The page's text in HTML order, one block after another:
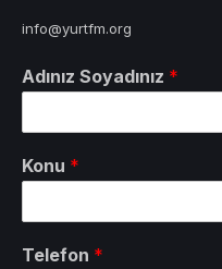
info@yurtfm.org
Adınız Soyadınız *
Konu *
Telefon *